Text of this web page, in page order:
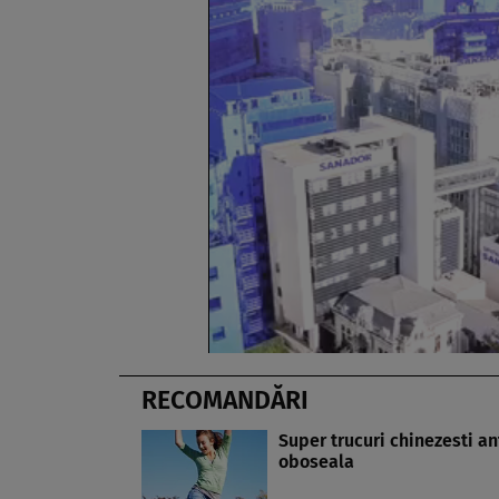
RECOMANDĂRI
Super trucuri chinezesti
oboseala